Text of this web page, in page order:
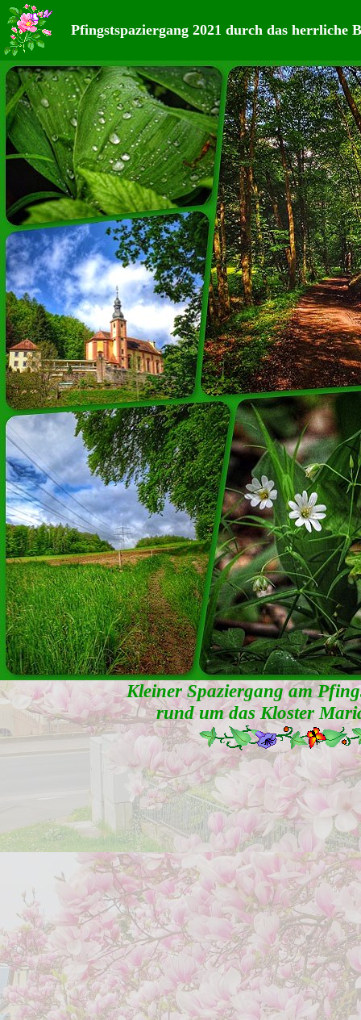
Pfingstspaziergang 2021 durch das herrliche
Kleiner Spaziergang am
rund um das Kloster